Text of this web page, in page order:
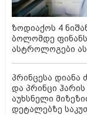
ზოდიაქოს 4
ბოლომდე
ასტროლოგები
პრინცესა დიანა
და პრინცი
აუხსნელი
დეტალებზე